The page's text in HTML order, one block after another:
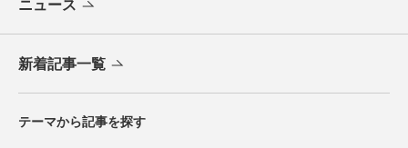
新着記事一覧
テーマから記事を探す